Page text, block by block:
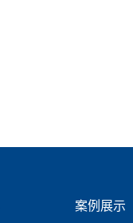
案例展示